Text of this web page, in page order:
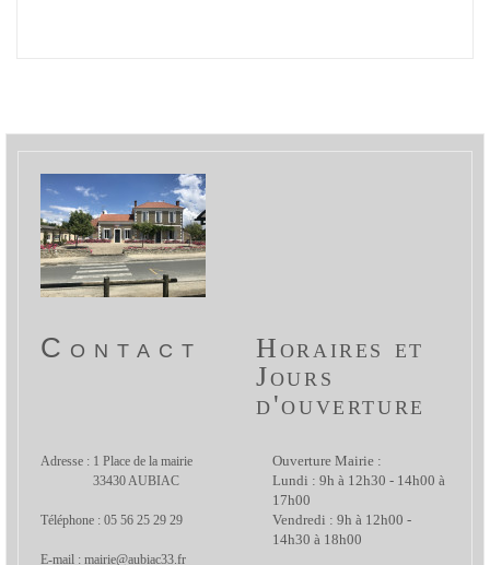
Contact
Horaires et
Jours
d'ouverture
Adresse : 1 Place de la mairie
33430 AUBIAC
Téléphone : 05 56 25 29 29
E-mail : mairie@aubiac33.fr
Ouverture Mairie :
Lundi : 9h à 12h30 - 14h00 à
17h00
Vendredi : 9h à 12h00 -
14h30 à 18h00